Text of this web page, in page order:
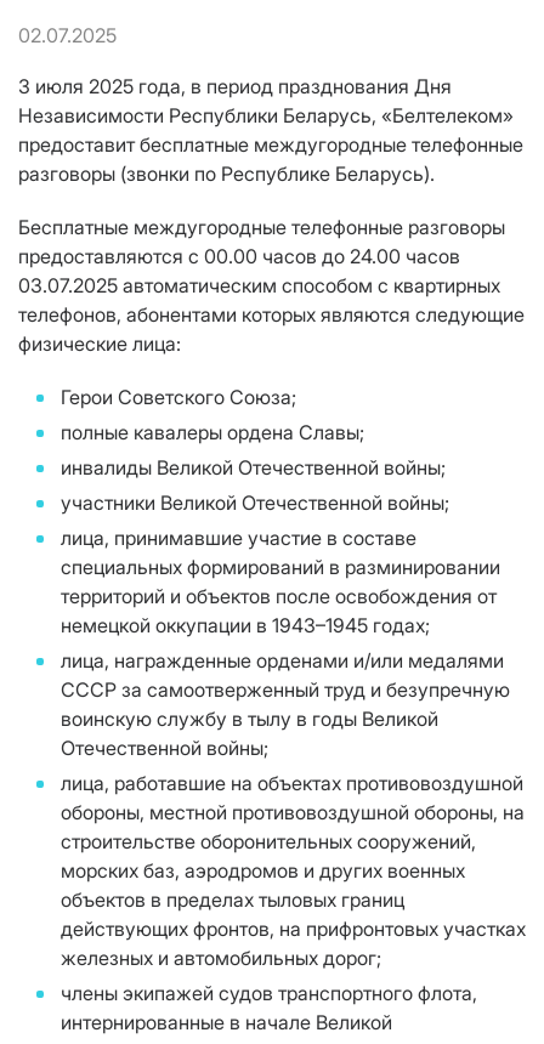
02.07.2025
3 июля 2025 года, в период празднования Дня
Независимости Республики Беларусь, «Белтелеком»
предоставит бесплатные междугородные телефонные
разговоры (звонки по Республике Беларусь).
Бесплатные междугородные телефонные разговоры
предоставляются c 00.00 часов до 24.00 часов
03.07.2025 автоматическим способом с квартирных
телефонов, абонентами которых являются следующие
физические лица:
Герои Советского Союза;
полные кавалеры ордена Славы;
инвалиды Великой Отечественной войны;
участники Великой Отечественной войны;
лица, принимавшие участие в составе
специальных формирований в разминировании
территорий и объектов после освобождения от
немецкой оккупации в 1943–1945 годах;
лица, награжденные орденами и/или медалями
СССР за самоотверженный труд и безупречную
воинскую службу в тылу в годы Великой
Отечественной войны;
лица, работавшие на объектах противовоздушной
обороны, местной противовоздушной обороны, на
строительстве оборонительных сооружений,
морских баз, аэродромов и других военных
объектов в пределах тыловых границ
действующих фронтов, на прифронтовых участках
железных и автомобильных дорог;
члены экипажей судов транспортного флота,
интернированные в начале Великой